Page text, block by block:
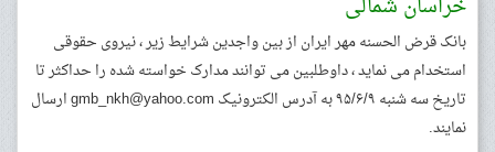
بانک قرض الحسنه مهر ایران از بین واجدین شرایط زیر ، نیروی حقوقی
استخدام می نماید ، داوطلبین می توانند مدارک خواسته شده را حداکثر تا
تاریخ سه شنبه ۹۵/۶/۹ به آدرس الکترونیک
gmb_nkh@yahoo.comارسال
نمایند.